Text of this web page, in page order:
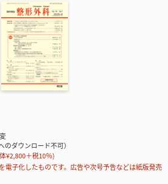
のダウンロード不可）
¥2,800＋税10％)
電子化したものです。広告や次号予告などは紙版発売